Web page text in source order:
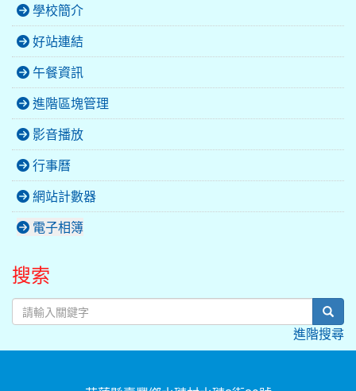
學校簡介
好站連結
午餐資訊
進階區塊管理
影音播放
行事曆
網站計數器
電子相簿
搜索
進階搜尋